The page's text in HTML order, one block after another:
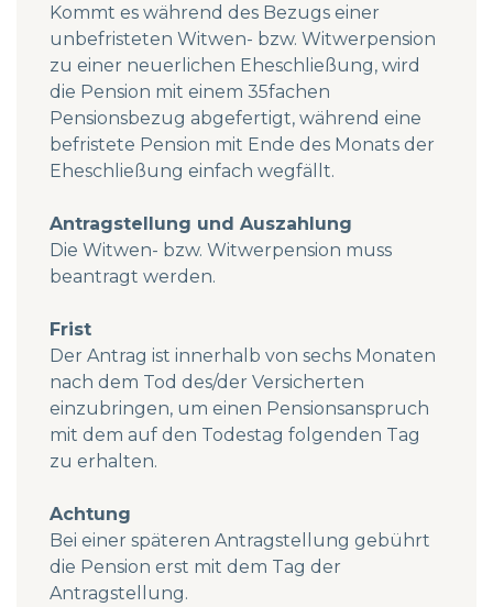
Kommt es während des Bezugs einer
unbefristeten Witwen- bzw. Witwerpension
zu einer neuerlichen Eheschließung, wird
die Pension mit einem 35fachen
Pensionsbezug abgefertigt, während eine
befristete Pension mit Ende des Monats der
Eheschließung einfach wegfällt.
Antragstellung und Auszahlung
Die Witwen- bzw. Witwerpension muss
beantragt werden.
Frist
Der Antrag ist innerhalb von sechs Monaten
nach dem Tod des/der Versicherten
einzubringen, um einen Pensionsanspruch
mit dem auf den Todestag folgenden Tag
zu erhalten.
Achtung
Bei einer späteren Antragstellung gebührt
die Pension erst mit dem Tag der
Antragstellung.